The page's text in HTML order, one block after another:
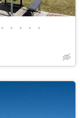
• • • • •